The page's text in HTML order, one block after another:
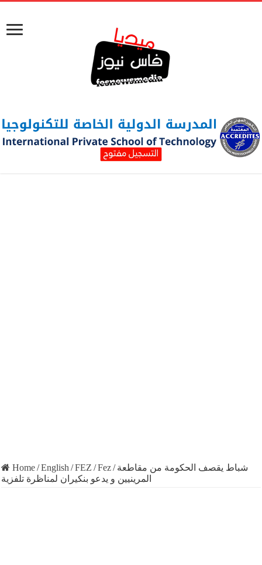
Home/English /FEZ /Fez/ شباط يقصف الحكومة من مقاطعة
المرينيين و يدعو بنكيران لمناظرة تلفزية